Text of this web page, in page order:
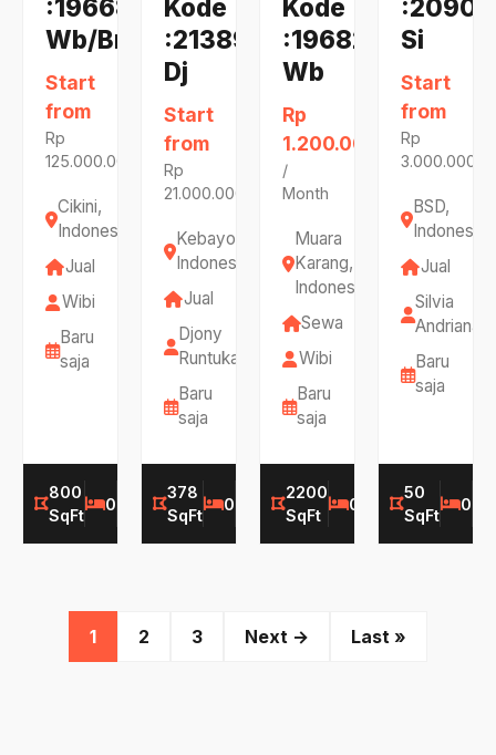
:19668
Wb/Br
Start
from
Rp
125.000.000.000
Cikini,
Indonesia
Jual
Wibi
Baru
saja
800
SqFt
0
Kode
:21389
Dj
Start
from
Rp
21.000.000.000
Kebayoran,
Indonesia
Jual
Djony
Runtukahu
Baru
saja
378
SqFt
0
Kode
:19682
Wb
Rp
1.200.000.000
/
Month
Muara
Karang,
Indonesia
Sewa
Wibi
Baru
saja
2200
SqFt
0
:20905
Si
Start
from
Rp
BSD,
Indonesia
Jual
Silvia
Andriana
Baru
saja
50
SqFt
0
1 2 3 Next → Last »